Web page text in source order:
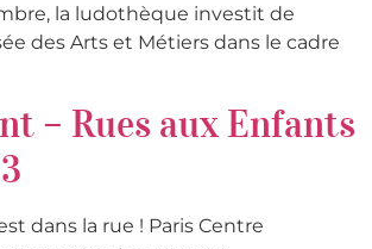
la ludothèque investit de
des Arts et Métiers dans le cadre
– Rues aux Enfants
dans la rue ! Paris Centre